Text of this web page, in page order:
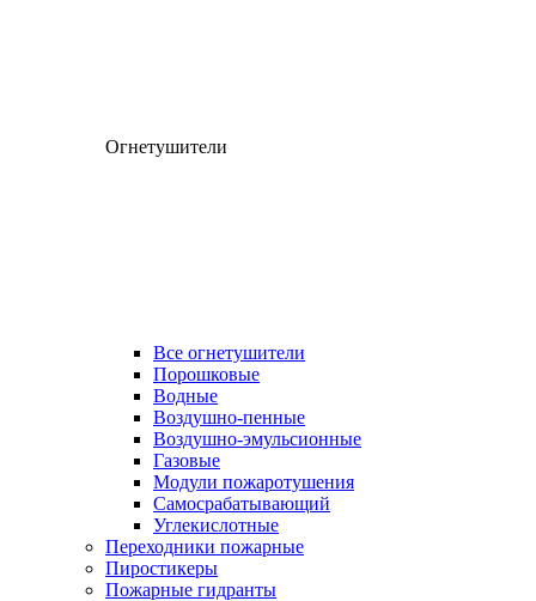
Огнетушители
Все огнетушители
Порошковые
Водные
Воздушно-пенные
Воздушно-эмульсионные
Газовые
Модули пожаротушения
Самосрабатывающий
Углекислотные
Переходники пожарные
Пиростикеры
Пожарные гидранты